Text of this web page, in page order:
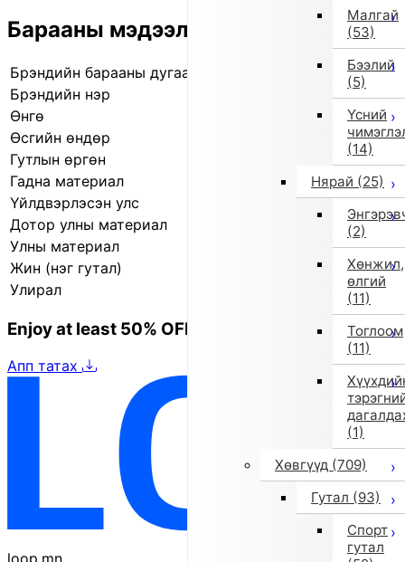
Малгай
(53)
Бээлий
(5)
Үсний
(14)
Нярай (25)
(2)
Хөнжил,
өлгий
(11)
Тоглоом
(11)
(1)
Хөвгүүд (709)
Гутал (93)
Спорт
гутал
Барааны мэдээлэл
Брэндийн барааны дугаар
Брэндийн нэр
Өнгө
Өсгийн өндөр
Гутлын өргөн
Гадна материал
Жинхэнэ арьс
Үйлдвэрлэсэн улс
Дотор улны материал
Улны материал
Жин (нэг гутал)
Улирал
2019 оны намар/өвөл
Enjoy at least 50% OFF Tokyo fashion
Апп татах
loop.mn